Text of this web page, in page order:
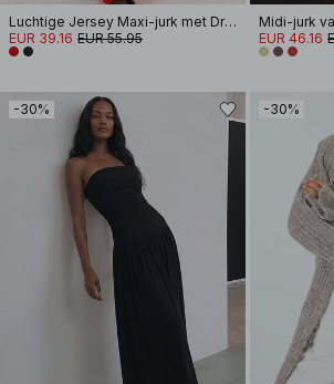
Luchtige Jersey Maxi-jurk met Drapering
EUR 39.16 EUR 55.95
Midi-jurk
EUR 46.16
-30% -30%